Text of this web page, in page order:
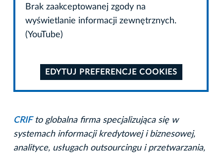
Brak zaakceptowanej zgody na
wyświetlanie informacji zewnętrznych.
(YouTube)
EDYTUJ PREFERENCJE COOKIES
CRIFto globalna firma specjalizująca się w
systemach informacji kredytowej i biznesowej,
analityce, usługach outsourcingu i przetwarzania,